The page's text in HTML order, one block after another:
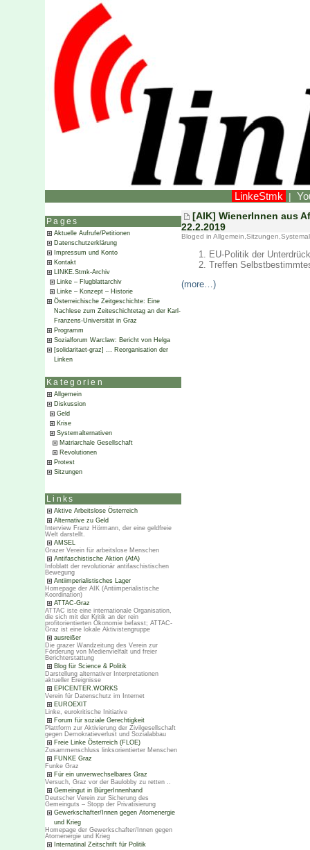
LinkeStmk |
Pages
Aktuelle Aufrufe/Petitionen
Datenschutzerklärung
Impressum und Konto
Kontakt
LINKE.Stmk-Archiv
Linke – Flugblattarchiv
Linke – Konzept – Historie
Österreichische Zeitgeschichte: Eine
Nachlese zum Zeiteschichtetag an der Karl-
Franzens-Universität in Graz
Programm
Sozialforum Warclaw: Bericht von Helga
[solidaritaet-graz] … Reorganisation der
Linken
Kategorien
Allgemein
Diskussion
Geld
Krise
Systemalternativen
Matriarchale Gesellschaft
Revolutionen
Protest
Sitzungen
Links
Aktive Arbeitslose Österreich
Alternative zu Geld
Interview Franz Hörmann, der eine geldfreie
Welt darstellt.
AMSEL
Grazer Verein für arbeitslose Menschen
Antifaschistische Aktion (AfA)
Infoblatt der revolutionär antifaschistischen
Bewegung
Antiimperialistisches Lager
Homepage der AIK (Antiimperialistische
Koordination)
ATTAC-Graz
ATTAC iste eine internationale Organisation,
die sich mit der Kritik an der rein
profitorientierten Ökonomie befasst; ATTAC-
Graz ist eine lokale Aktivistengruppe
ausreißer
Die grazer Wandzeitung des Verein zur
Förderung von Medienvielfalt und freier
Berichterstattung
Blog für Science & Politik
Darstellung alternativer Interpretationen
aktueller Ereignisse
EPICENTER.WORKS
Verein für Datenschutz im Internet
EUROEXIT
Linke, eurokritische Initiative
Forum für soziale Gerechtigkeit
Plattform zur Aktivierung der Zivilgesellschaft
gegen Demokratieverlust und Sozialabbau
Freie Linke Österreich (FLOE)
Zusammenschluss linksorientierter Menschen
FUNKE Graz
Funke Graz
Für ein unverwechselbares Graz
Versuch, Graz vor der Baulobby zu retten ..
Gemeingut in BürgerInnenhand
Deutscher Verein zur Sicherung des
Gemeinguts – Stopp der Privatisierung
Gewerkschafter/Innen gegen Atomenergie
und Krieg
Homepage der Gewerkschafter/Innen gegen
Atomenergie und Krieg
Internatinal Zeitschrift für Politik
[AIK] WienerInnen aus
22.2.2019
Bloged in Allgemein Sitzungen
EU-Politik der
Treffen
(more…)